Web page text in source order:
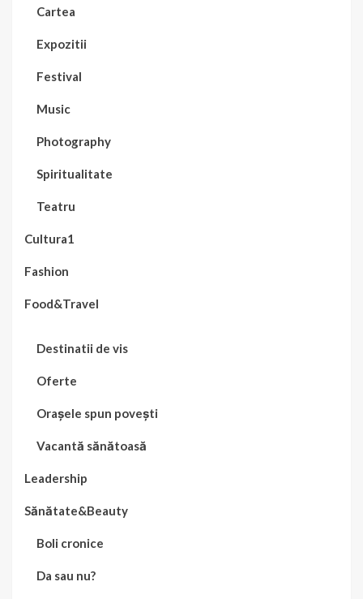
Cartea
Expozitii
Festival
Music
Photography
Spiritualitate
Teatru
Cultura1
Fashion
Food&Travel
Destinatii de vis
Oferte
Orașele spun povești
Vacantă sănătoasă
Leadership
Sănătate&Beauty
Boli cronice
Da sau nu?